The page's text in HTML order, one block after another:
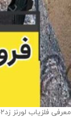
معرفی فلزیاب لورنز زد۲خریدوفروش فلزیاب و طلایاب در کن گنجیاب